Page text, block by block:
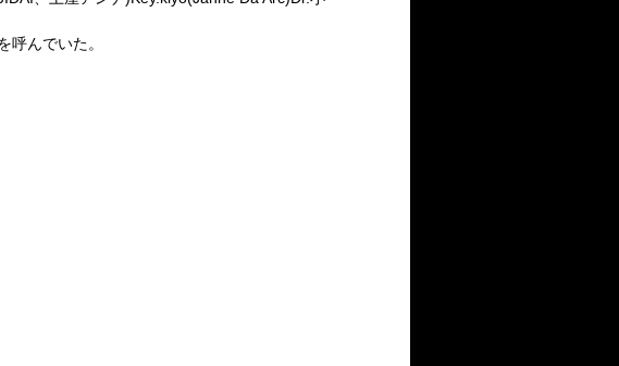
んでいた。